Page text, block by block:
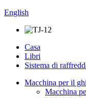
English
Casa
Libri
Sistema di
Macchina per il
Macchina